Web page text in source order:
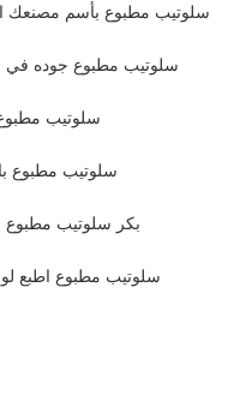
سلوتيب مطبوع بأسم مصنعك
سلوتيب مطبوع جوده في
سلوتيب
سلوتيب مطبوع
بكر سلوتيب
سلوتيب مطبوع اطبع